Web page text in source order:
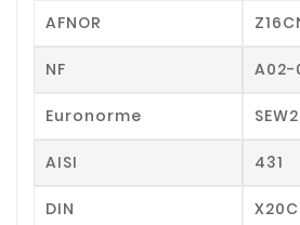
AFNOR
NF A02-
Euronorme
AISI 431
DIN